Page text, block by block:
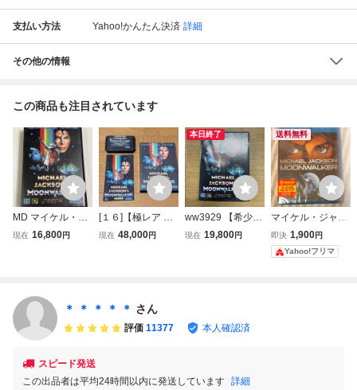
支払い方法 Yahoo!かんたん決済 詳細
その他の情報
この商品も注目されています
MD マイケル・ジ
ャクソンズ ムーン
現在 16,800円
[１６]【極レア 後
期版】 マイケルジ
【同梱可】
現在 48,000円
本日終了
ww3929 【希少】
メガドライブ マイ
現在 19,800円
送料無料
マイケル・ジャク
ソン ムーンウォー
カー Blu-ray
即決 1,900円
Yahoo!フリマ
＊ ＊ ＊ ＊ ＊ さん
評価 11377 本人確認済
スピード発送
この出品者は平均24時間以内に発送しています 詳細